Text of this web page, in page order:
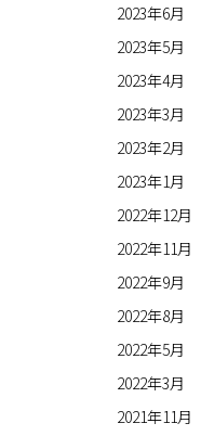
2023年6月
2023年5月
2023年4月
2023年3月
2023年2月
2023年1月
2022年12月
2022年11月
2022年9月
2022年8月
2022年5月
2022年3月
2021年11月